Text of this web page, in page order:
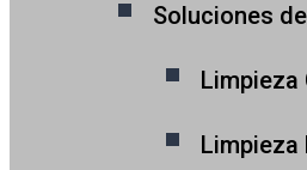
Soluciones
Limpieza
Limpieza